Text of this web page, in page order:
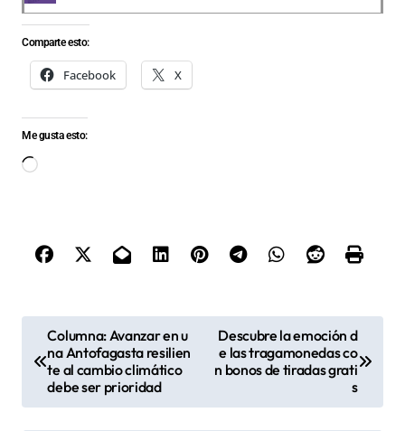
Comparte esto:
Facebook X
Me gusta esto:
Cargando...
Columna: Avanzar en u
na Antofagasta resilien
te al cambio climático
debe ser prioridad
Descubre la emoción d
e las tragamonedas co
n bonos de tiradas grati
s